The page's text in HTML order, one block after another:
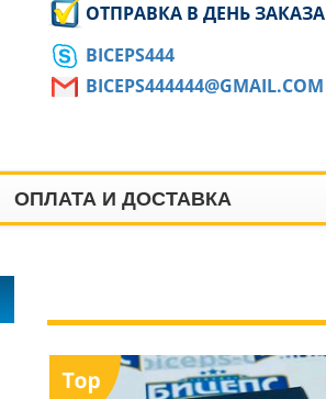
ОТПРАВКА В ДЕНЬ ЗАКАЗА
BICEPS444
BICEPS444444@GMAIL.COM
ОПЛАТА И ДОСТАВКА